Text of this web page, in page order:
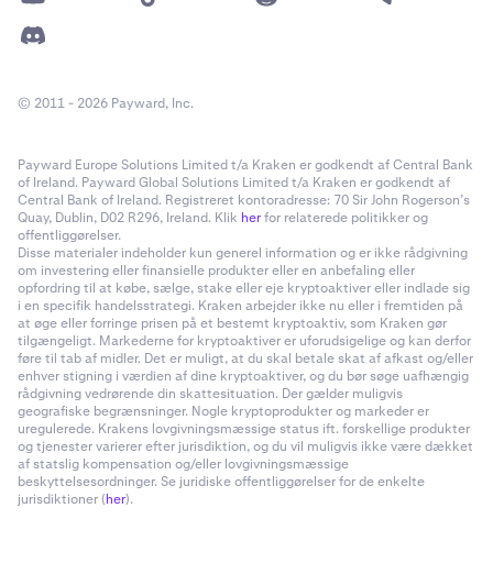
© 2011 - 2026 Payward, Inc.
Payward Europe Solutions Limited t/a Kraken er godkendt af Central Bank
of Ireland. Payward Global Solutions Limited t/a Kraken er godkendt af
Central Bank of Ireland. Registreret kontoradresse: 70 Sir John Rogerson’s
Quay, Dublin, D02 R296, Ireland. Klik herfor relaterede politikker og
offentliggørelser.
Disse materialer indeholder kun generel information og er ikke rådgivning
om investering eller finansielle produkter eller en anbefaling eller
opfordring til at købe, sælge, stake eller eje kryptoaktiver eller indlade sig
i en specifik handelsstrategi. Kraken arbejder ikke nu eller i fremtiden på
at øge eller forringe prisen på et bestemt kryptoaktiv, som Kraken gør
tilgængeligt. Markederne for kryptoaktiver er uforudsigelige og kan derfor
føre til tab af midler. Det er muligt, at du skal betale skat af afkast og/eller
enhver stigning i værdien af dine kryptoaktiver, og du bør søge uafhængig
rådgivning vedrørende din skattesituation. Der gælder muligvis
geografiske begrænsninger. Nogle kryptoprodukter og markeder er
uregulerede. Krakens lovgivningsmæssige status ift. forskellige produkter
og tjenester varierer efter jurisdiktion, og du vil muligvis ikke være dækket
af statslig kompensation og/eller lovgivningsmæssige
beskyttelsesordninger. Se juridiske offentliggørelser for de enkelte
jurisdiktioner (her).